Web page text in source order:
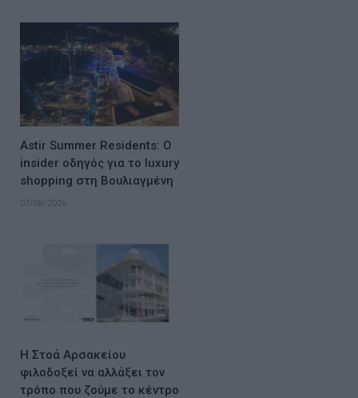
Astir Summer Residents: Ο
insider οδηγός για το luxury
shopping στη Βουλιαγμένη
07/08/2026
Η Στοά Αρσακείου
φιλοδοξεί να αλλάξει τον
τρόπο που ζούμε το κέντρο